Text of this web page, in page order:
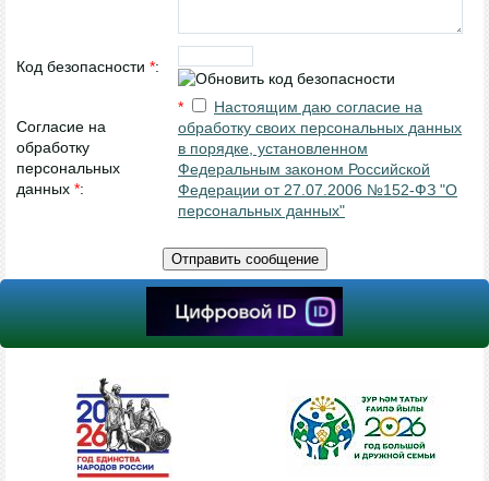
Код безопасности *:
Согласие на
обработку
персональных
данных *:
*
Настоящим даю согласие на
обработку своих персональных данных
в порядке, установленном
Федеральным законом Российской
Федерации от 27.07.2006 №152-ФЗ "О
персональных данных"